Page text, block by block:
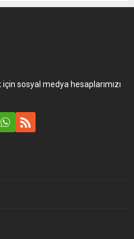
sosyal medya hesaplarımızı